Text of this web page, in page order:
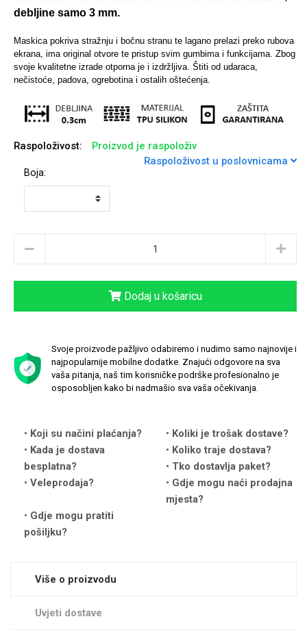
debljine samo 3 mm.
Maskica pokriva stražnju i bočnu stranu te lagano prelazi preko rubova
ekrana, ima original otvore te pristup svim gumbima i funkcijama. Zbog
svoje kvalitetne izrade otporna je i izdržljiva. Štiti od udaraca,
nečistoće, padova, ogrebotina i ostalih oštećenja.
Raspoloživost:
Proizvod je raspoloživ
Raspoloživost u poslovnicama
Boja:
Dodaj u košaricu
Svoje proizvode pažljivo odabiremo i nudimo samo najnovije i
najpopularnije mobilne dodatke. Znajući odgovore na sva
vaša pitanja, naš tim korisničke podrške profesionalno je
osposobljen kako bi nadmašio sva vaša očekivanja.
Koji su načini plaćanja?
Koliki je trošak dostave?
Kada je dostava
besplatna?
Koliko traje dostava?
Tko dostavlja paket?
Veleprodaja?
Gdje mogu naći prodajna
mjesta?
Gdje mogu pratiti
pošiljku?
Više o proizvodu
Uvjeti dostave
Sleng Feel Good
Životinjsko carstvo
Valentinovo
Quotes Collection Cirkus
Zodiac
Univerzalne futrole i
Preklopne maskice